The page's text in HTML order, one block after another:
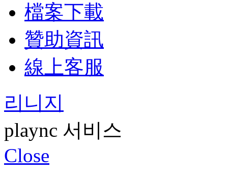
檔案下載
贊助資訊
線上客服
리니지
plaync 서비스
Close